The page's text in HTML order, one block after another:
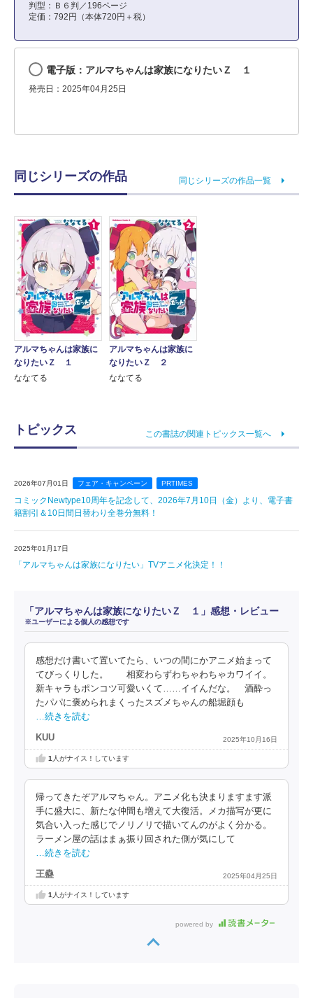
判型：Ｂ６判／196ページ
定価：792円（本体720円＋税）
電子版：アルマちゃんは家族になりたいＺ １
発売日：2025年04月25日
同じシリーズの作品 同じシリーズの作品一覧
アルマちゃんは家族に
なりたいＺ １
ななてる
アルマちゃんは家族に
なりたいＺ ２
ななてる
トピックス この書誌の関連トピックス一覧へ
2026年07月01日 フェア・キャンペーン PRTIMES
コミックNewtype10周年を記念して、2026年7月10日（金）より、電子書
籍割引＆10日間日替わり全巻分無料！
2025年01月17日
「アルマちゃんは家族になりたい」TVアニメ化決定！！
「アルマちゃんは家族になりたいＺ １」感想・レビュー
※ユーザーによる個人の感想です
感想だけ書いて置いてたら、いつの間にかアニメ始まって
てびっくりした。 相変わらずわちゃわちゃカワイイ。
新キャラもポンコツ可愛いくて……イイんだな。 酒酔っ
たパパに褒められまくったスズメちゃんの船堀顔も
…続きを読む
KUU 2025年10月16日
1 人がナイス！しています
帰ってきたぞアルマちゃん。アニメ化も決まりますます派
手に盛大に、新たな仲間も増えて大復活。メカ描写が更に
気合い入った感じでノリノリで描いてんのがよく分かる。
ラーメン屋の話はまぁ振り回された側が気にして
…続きを読む
王蠱 2025年04月25日
1 人がナイス！しています
powered by